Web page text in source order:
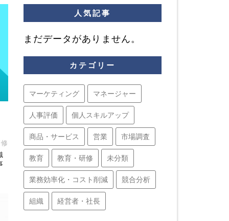
人気記事
まだデータがありません。
カテゴリー
マーケティング マネージャー
人事評価 個人スキルアップ
商品・サービス 営業 市場調査
教育 教育・研修 未分類
業務効率化・コスト削減 競合分析
組織 経営者・社長